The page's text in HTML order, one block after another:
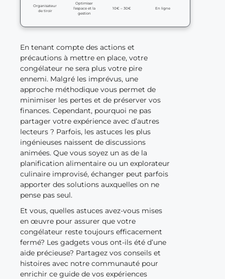
Organisateur
de tiroir
Optimiser
l’espace et la
gestion
10€ – 30€ En ligne
En tenant compte des actions et
précautions à mettre en place, votre
congélateur ne sera plus votre pire
ennemi. Malgré les imprévus, une
approche méthodique vous permet de
minimiser les pertes et de préserver vos
finances. Cependant, pourquoi ne pas
partager votre expérience avec d’autres
lecteurs ? Parfois, les astuces les plus
ingénieuses naissent de discussions
animées. Que vous soyez un as de la
planification alimentaire ou un explorateur
culinaire improvisé, échanger peut parfois
apporter des solutions auxquelles on ne
pense pas seul.
Et vous, quelles astuces avez-vous mises
en œuvre pour assurer que votre
congélateur reste toujours efficacement
fermé? Les gadgets vous ont-ils été d’une
aide précieuse? Partagez vos conseils et
histoires avec notre communauté pour
enrichir ce guide de vos expériences